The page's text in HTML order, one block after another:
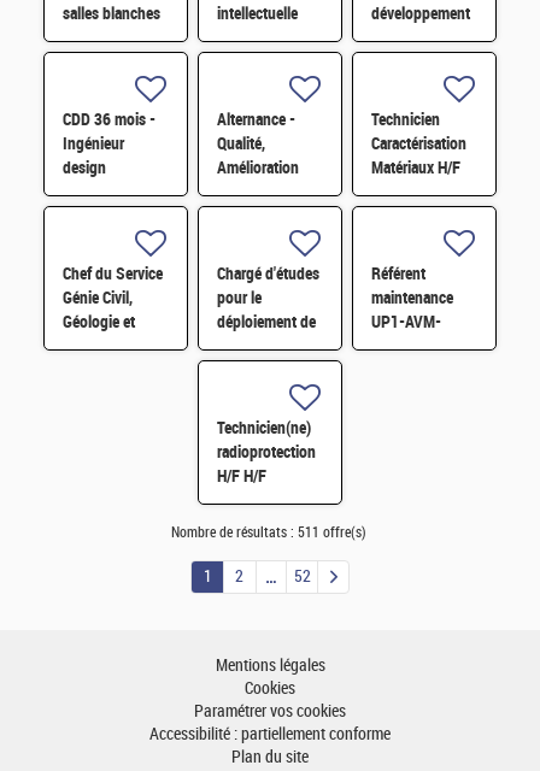
salles blanches
H/F
intellectuelle
expérimenté H/F
développement
d'affaires H/F
CDD 36 mois -
Ingénieur
design
photonique
Alternance -
Qualité,
Amélioration
continue et
Technicien
Caractérisation
Matériaux H/F
Chef du Service
Génie Civil,
Géologie et
Géotechnique
Chargé d'études
pour le
déploiement de
l'économie
Référent
maintenance
UP1-AVM-
IECDA H/F
Technicien(ne)
radioprotection
H/F H/F
Nombre de résultats : 511 offre(s)
1 2 52
Mentions légales
Cookies
Paramétrer vos cookies
Accessibilité : partiellement conforme
Plan du site